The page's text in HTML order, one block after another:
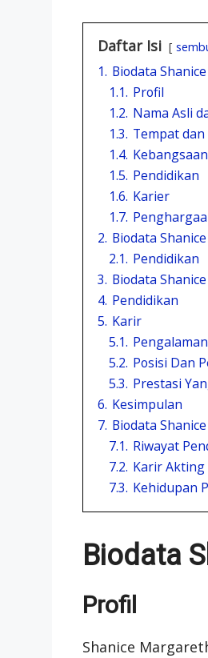
Daftar Isi
1. Biodata
1.1. Profil
1.2. Nama Asli
1.3. Tempat
1.4.
1.5. Pendidikan
1.6. Karier
1.7.
2. Biodata
2.1. Pendidikan
3. Biodata
4. Pendidikan
5. Karir
5.1.
5.2. Posisi Dan
5.3. Prestasi
6. Kesimpulan
7. Biodata
7.1. Riwayat
7.2. Karir Akting
7.3. Kehidupan
Biodata
Profil
Shanice